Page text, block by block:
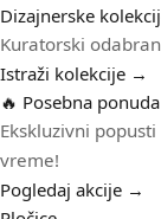
Dizajnerske
Kuratorski
Istraži kolekcije →
🔥 Posebna ponuda
Ekskluzivni
vreme!
Pogledaj akcije →